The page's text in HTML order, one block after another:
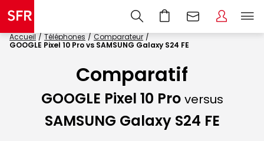
Accueil Téléphones
Comparateur
GOOGLE Pixel 10 Pro vs SAMSUNG Galaxy S24 FE
Comparatif
GOOGLE Pixel 10 Pro versus
SAMSUNG Galaxy S24 FE